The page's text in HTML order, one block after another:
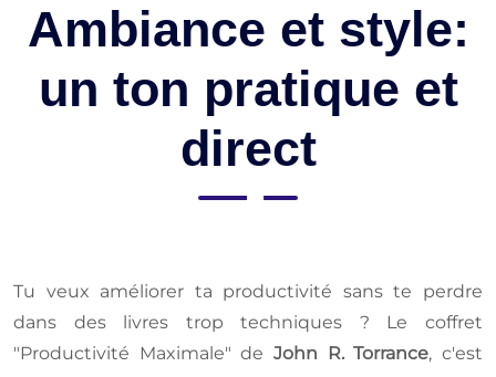
Ambiance et style:
un ton pratique et
direct
Tu veux améliorer ta productivité sans te perdre
dans des livres trop techniques ? Le coffret
"Productivité Maximale" de John R. Torrance, c'est